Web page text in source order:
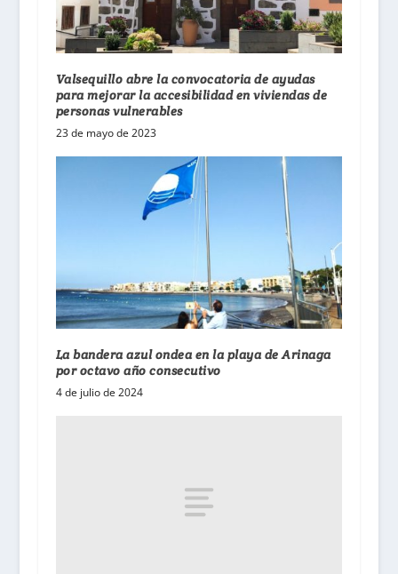
Valsequillo abre la convocatoria de ayudas
para mejorar la accesibilidad en viviendas de
personas vulnerables
23 de mayo de 2023
La bandera azul ondea en la playa de Arinaga
por octavo año consecutivo
4 de julio de 2024